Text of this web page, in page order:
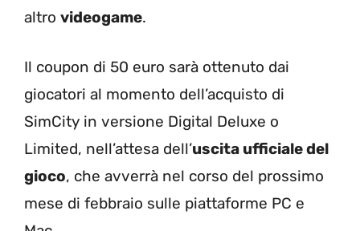
altro videogame.
Il coupon di 50 euro sarà ottenuto dai
giocatori al momento dell’acquisto di
SimCity in versione Digital Deluxe o
Limited, nell’attesa dell’uscita ufficiale del
gioco, che avverrà nel corso del prossimo
mese di febbraio sulle piattaforme PC e